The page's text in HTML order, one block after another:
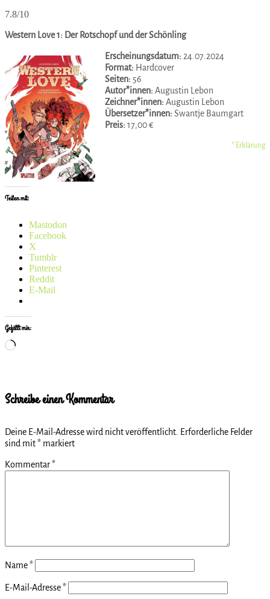
7.8/10
Western Love 1: Der Rotschopf und der Schönling
Erscheinungsdatum: 24.07.2024
Format: Hardcover
Seiten: 56
Autor*innen: Augustin Lebon
Zeichner*innen: Augustin Lebon
Übersetzer*innen: Swantje Baumgart
Preis: 17,00 €
* Erklärung
Teilen mit:
Mastodon
Facebook
X
Tumblr
Pinterest
Reddit
E-Mail
Gefällt mir:
Wird
Schreibe einen Kommentar
Deine E-Mail-Adresse wird nicht veröffentlicht. Erforderliche Felder
sind mit* markiert
Kommentar*
Name*
E-Mail-Adresse*